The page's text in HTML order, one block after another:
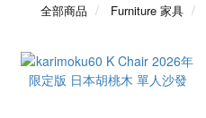
全部商品 Furniture 家具